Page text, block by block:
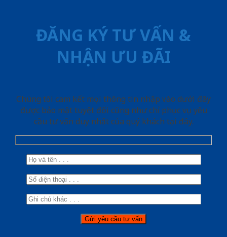
ĐĂNG KÝ TƯ VẤN &
NHẬN ƯU ĐÃI
Chúng tôi cam kết mọi thông tin nhập vào dưới đây
được bảo mật tuyệt đối cũng như chỉ phục vụ yêu
cầu tư vấn duy nhất của quý khách tại đây.